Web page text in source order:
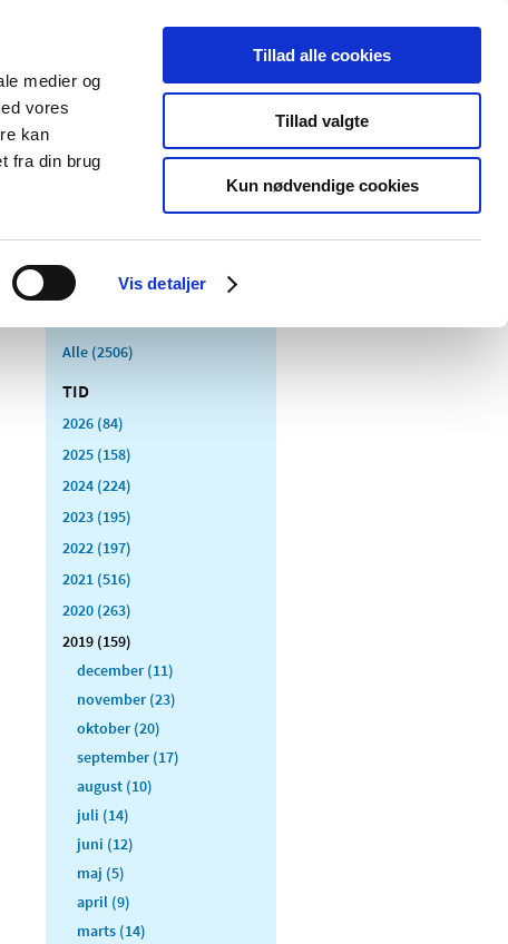
medier og
vores
kan
fra din brug
Vis detaljer
Tillad alle cookies
Tillad valgte
Kun nødvendige cookies
Udgivelser
Særlige
produktområder
Alle (2506)
TID
2026 (84)
2025 (158)
2024 (224)
2023 (195)
2022 (197)
2021 (516)
2020 (263)
2019 (159)
december (11)
november (23)
oktober (20)
september (17)
august (10)
juli (14)
juni (12)
maj (5)
april (9)
marts (14)